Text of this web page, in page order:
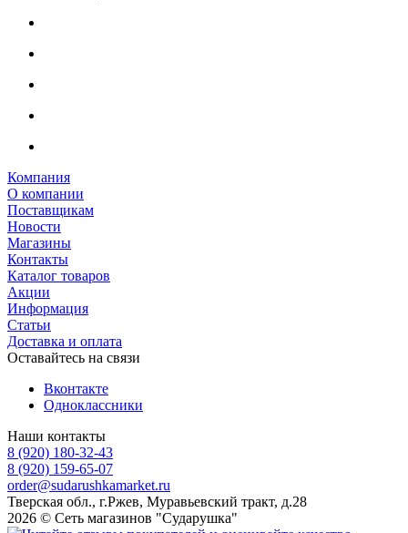
Компания
О компании
Поставщикам
Новости
Магазины
Контакты
Каталог товаров
Акции
Информация
Статьи
Доставка и оплата
Оставайтесь на связи
Вконтакте
Одноклассники
Наши контакты
8 (920) 180-32-43
8 (920) 159-65-07
order@sudarushkamarket.ru
Тверская обл., г.Ржев, Муравьевский тракт, д.28
2026 © Сеть магазинов "Сударушка"